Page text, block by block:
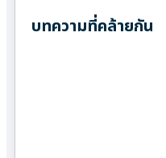
บทความที่คล้ายกัน